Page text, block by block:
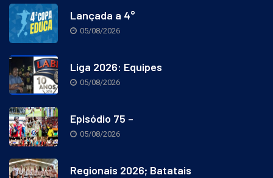
Lançada a 4°
05/08/2026
Liga 2026: Equipes
05/08/2026
Episódio 75 –
05/08/2026
Regionais 2026; Batatais